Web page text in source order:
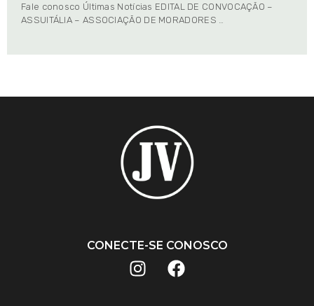
Fale conosco Últimas Notícias EDITAL DE CONVOCAÇÃO –
ASSUITÁLIA – ASSOCIAÇÃO DE MORADORES …
CONECTE-SE CONOSCO